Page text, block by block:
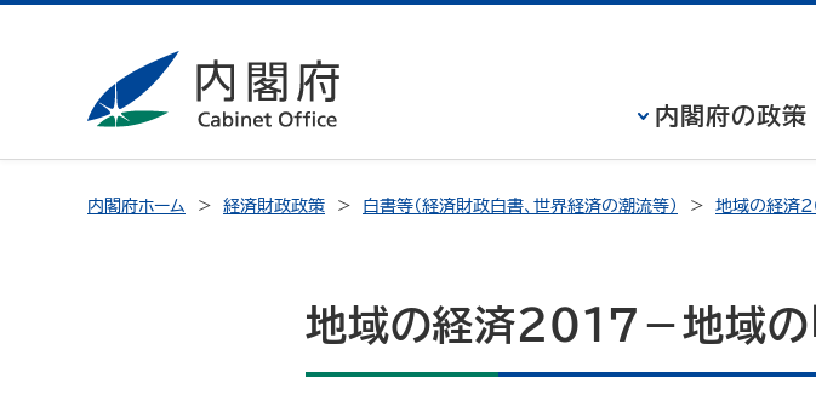
内閣府の政策
内閣府ホーム 経済財政政策 白書等（経済財政白書、世界経済の潮流等） 地域の経済
地域の経済2017－地域の